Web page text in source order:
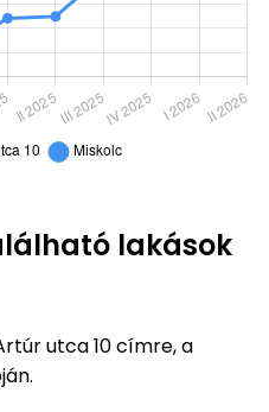
lakások
utca 10 címre, a